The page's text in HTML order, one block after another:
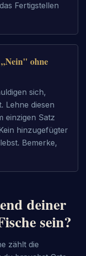
Fertigstellen
ohne
sich,
Lehne diesen
einzigen Satz
hinzugefügter
Bemerke,
deiner
sein?
zählt die